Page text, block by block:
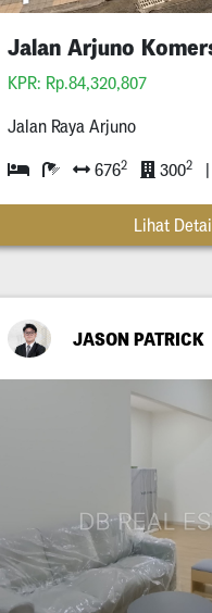
KPR: Rp.84,320,807
Jalan Raya Arjuno
6762 3002
Lihat Detail
JASON PATRICK